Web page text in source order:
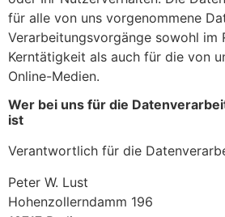
für alle von uns vorgenommene
Verarbeitungsvorgänge sowohl im
Kerntätigkeit als auch für die von
Online-Medien.
Wer bei uns für die
ist
Verantwortlich für die
Peter W. Lust
Hohenzollerndamm 196